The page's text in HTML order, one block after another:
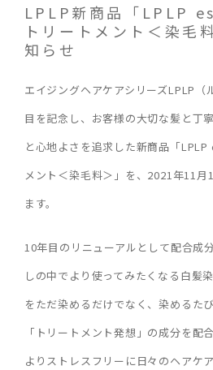
LPLP新商品「LPLP
トリートメント＜染毛
知らせ
エイジングヘアケアシリーズLPLP（
目を記念し、お客様の大切な髪と丁
と心地よさを追求した新商品「
メント＜染毛料＞」を、2021年11
ます。
10年目のリニューアルとして配合成
しの中でより使ってみたくなる白髪
をただ染めるだけでなく、染めるた
「トリートメント発想」の成分を配合
よりストレスフリーに日々のヘアケ